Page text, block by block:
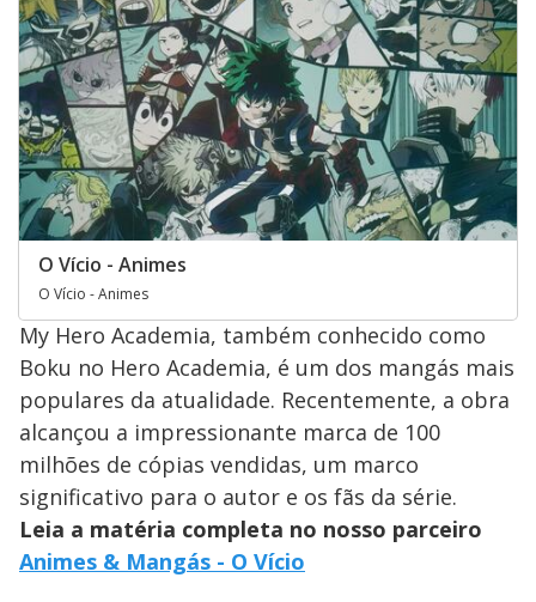
O Vício - Animes
O Vício - Animes
My Hero Academia, também conhecido como
Boku no Hero Academia, é um dos mangás mais
populares da atualidade. Recentemente, a obra
alcançou a impressionante marca de 100
milhões de cópias vendidas, um marco
significativo para o autor e os fãs da série.
Leia a matéria completa no nosso parceiro
Animes & Mangás - O Vício